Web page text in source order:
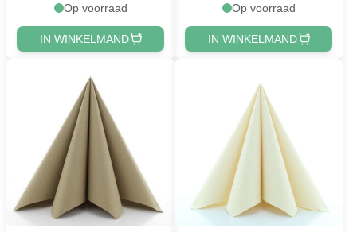
Op voorraad
IN WINKELMAND
Op voorraad
IN WINKELMAND